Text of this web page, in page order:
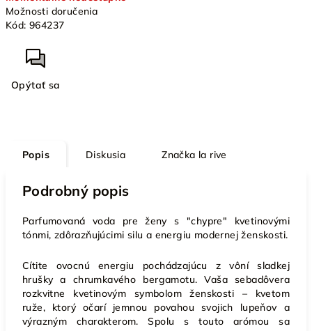
Možnosti doručenia
Kód: 964237
Opýtať sa
Popis Diskusia Značka la rive
Podrobný popis
Parfumovaná voda pre ženy s "chypre" kvetinovými
tónmi, zdôrazňujúcimi silu a energiu modernej ženskosti.
Cítite ovocnú energiu pochádzajúcu z vôní sladkej
hrušky a chrumkavého bergamotu. Vaša sebadôvera
rozkvitne kvetinovým symbolom ženskosti – kvetom
ruže, ktorý očarí jemnou povahou svojich lupeňov a
výrazným charakterom. Spolu s touto arómou sa